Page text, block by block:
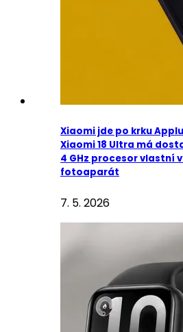
Xiaomi jde po krku
Xiaomi 18 Ultra má
4 GHz procesor vlastní
fotoaparát
7. 5. 2026